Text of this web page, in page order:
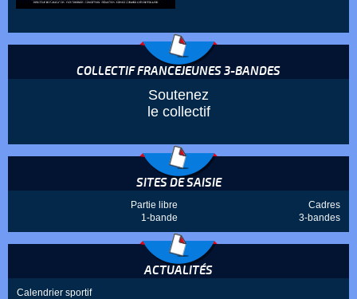
COLLECTIF FRANCEJEUNES 3-BANDES
Soutenez
le collectif
SITES DE SAISIE
Partie libre
Cadres
1-bande
3-bandes
ACTUALITÉS
Calendrier sportif